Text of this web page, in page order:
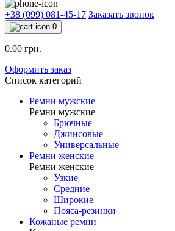
+38 (099) 081-45-17 Заказать звонок
0
0.00 грн.
Оформить заказ
Список категорий
Ремни мужские
Ремни мужские
Брючные
Джинсовые
Универсальные
Ремни женские
Ремни женские
Узкие
Средние
Широкие
Пояса-резинки
Кожаные ремни